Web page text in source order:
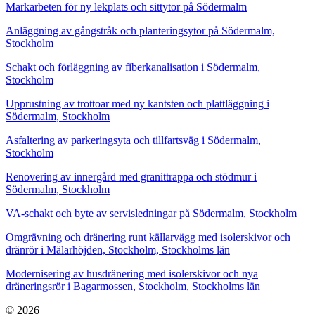
Markarbeten för ny lekplats och sittytor på Södermalm
Anläggning av gångstråk och planteringsytor på Södermalm,
Stockholm
Schakt och förläggning av fiberkanalisation i Södermalm,
Stockholm
Upprustning av trottoar med ny kantsten och plattläggning i
Södermalm, Stockholm
Asfaltering av parkeringsyta och tillfartsväg i Södermalm,
Stockholm
Renovering av innergård med granittrappa och stödmur i
Södermalm, Stockholm
VA-schakt och byte av servisledningar på Södermalm, Stockholm
Omgrävning och dränering runt källarvägg med isolerskivor och
dränrör i Mälarhöjden, Stockholm, Stockholms län
Modernisering av husdränering med isolerskivor och nya
dräneringsrör i Bagarmossen, Stockholm, Stockholms län
© 2026